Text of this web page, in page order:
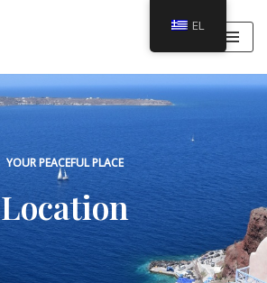
YOUR PEACEFUL PLACE
Location
EL